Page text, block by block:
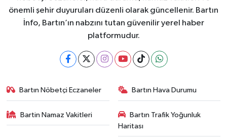
önemli şehir duyuruları düzenli olarak güncellenir. Bartın
İnfo, Bartın’ın nabzını tutan güvenilir yerel haber
platformudur.
Bartın Nöbetçi Eczaneler Bartın Hava Durumu
Bartin Namaz Vakitleri
Bartın Trafik Yoğunluk
Haritası